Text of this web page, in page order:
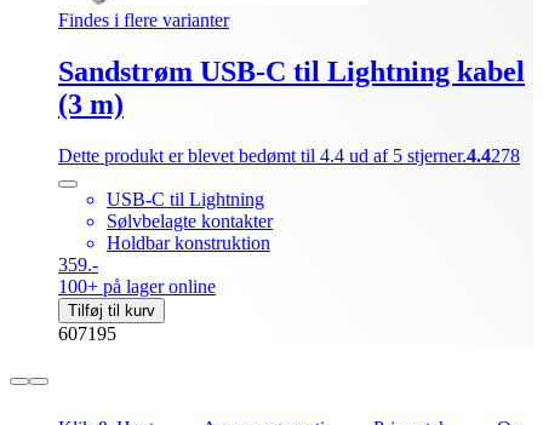
Findes i flere varianter
Sandstrøm USB-C til Lightning kabel
(3 m)
Dette produkt er blevet bedømt til 4.4 ud af 5 stjerner.4.4278
USB-C til Lightning
Sølvbelagte kontakter
Holdbar konstruktion
359.-
100+ på lager online
Tilføj til kurv
607195